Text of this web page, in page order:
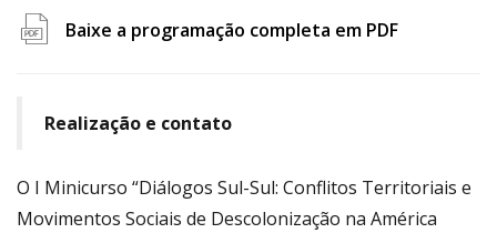
icon
Baixe a programação completa em PDF
Realização e contato
O I Minicurso “Diálogos Sul-Sul: Conflitos Territoriais e
Movimentos Sociais de Descolonização na América